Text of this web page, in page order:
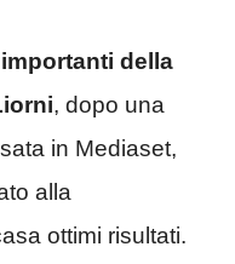
della
, dopo una
in Mediaset,
alla
ottimi risultati.